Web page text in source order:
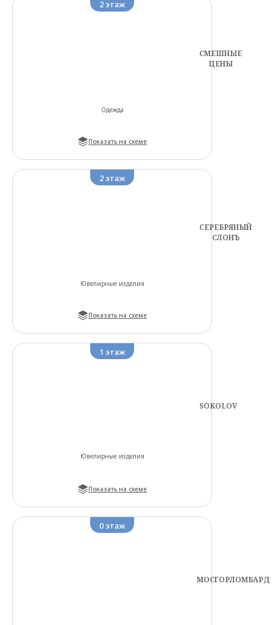
2этаж
СМЕШНЫЕ
ЦЕНЫ
Одежда
Показать на схеме
2этаж
СЕРЕБРЯНЫЙ
СЛОНЪ
Ювелирные изделия
Показать на схеме
1 этаж
SOKOLOV
Ювелирные изделия
Показать на схеме
0этаж
МОСГОРЛОМБАРД